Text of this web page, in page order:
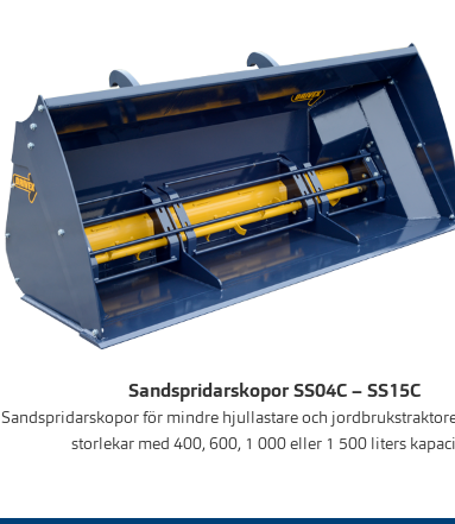
Sandspridarskopor SS04C – SS15C
Sandspridarskopor för mindre hjullastare och
storlekar med 400, 600, 1 000 eller 1 500 liters